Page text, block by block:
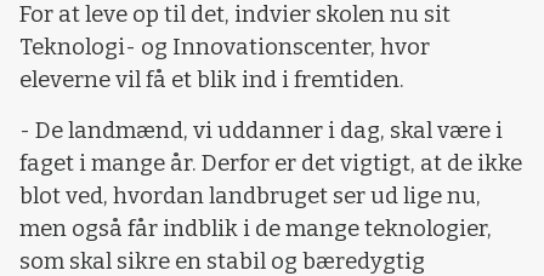
For at leve op til det, indvier skolen nu sit
Teknologi- og Innovationscenter, hvor
eleverne vil få et blik ind i fremtiden.
- De landmænd, vi uddanner i dag, skal være i
faget i mange år. Derfor er det vigtigt, at de ikke
blot ved, hvordan landbruget ser ud lige nu,
men også får indblik i de mange teknologier,
som skal sikre en stabil og bæredygtig